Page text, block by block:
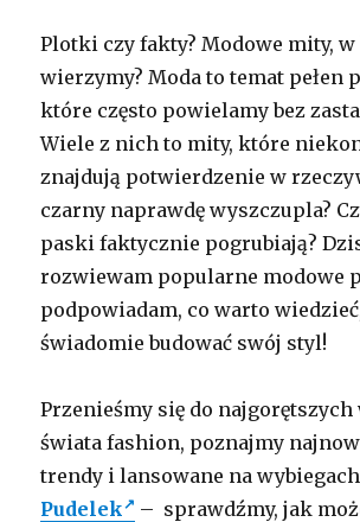
Plotki czy fakty? Modowe mity,
wierzymy? Moda to temat pełen
które często powielamy bez
Wiele z nich to mity, które
znajdują potwierdzenie w
czarny naprawdę wyszczupla?
paski faktycznie pogrubiają?
rozwiewam popularne modowe
podpowiadam, co warto
świadomie budować swój styl!
Przenieśmy się do najgorętszych
świata fashion, poznajmy
trendy i lansowane na
Pudelek
– sprawdźmy, jak